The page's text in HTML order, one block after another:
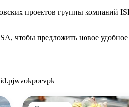
проектов группы
чтобы предложить новое